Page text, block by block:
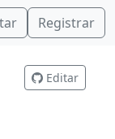
Registrar
Editar